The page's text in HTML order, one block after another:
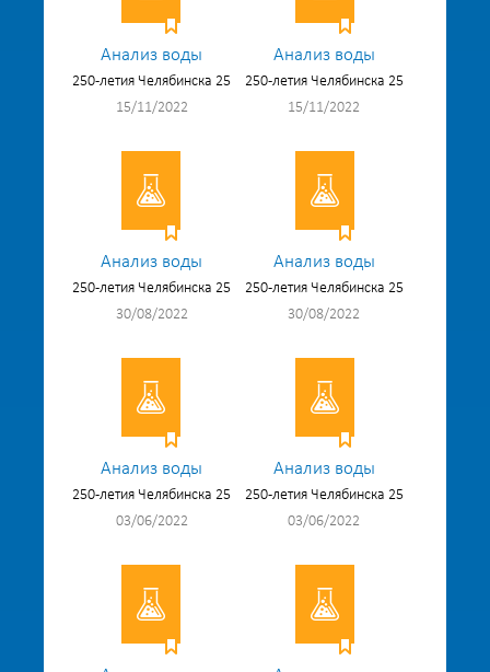
Анализ воды
250-летия Челябинска 25
15/11/2022
Анализ воды
250-летия Челябинска 25
15/11/2022
Анализ воды
250-летия Челябинска 25
30/08/2022
Анализ воды
250-летия Челябинска 25
30/08/2022
Анализ воды
250-летия Челябинска 25
03/06/2022
Анализ воды
250-летия Челябинска 25
03/06/2022